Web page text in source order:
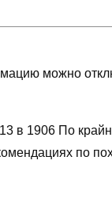
можно
в 1906 По
по